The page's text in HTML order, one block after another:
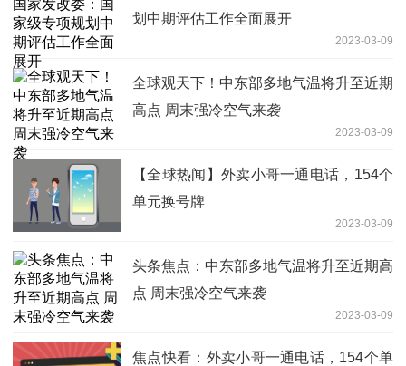
划中期评估工作全面展开
2023-03-09
全球观天下！中东部多地气温将升至近期
高点 周末强冷空气来袭
2023-03-09
【全球热闻】外卖小哥一通电话，154个
单元换号牌
2023-03-09
头条焦点：中东部多地气温将升至近期高
点 周末强冷空气来袭
2023-03-09
焦点快看：外卖小哥一通电话，154个单